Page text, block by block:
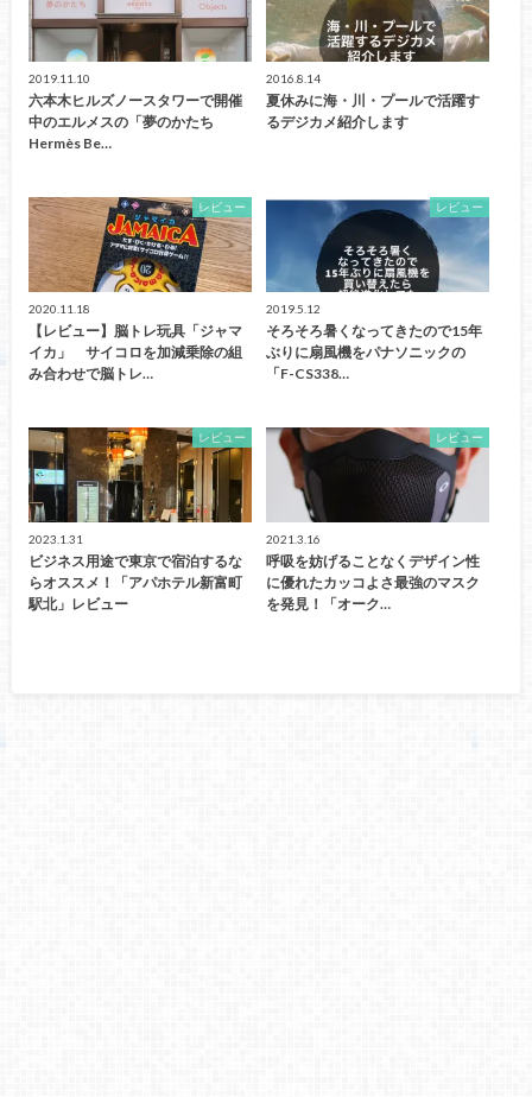
2019.11.10
六本木ヒルズノースタワーで開催
中のエルメスの「夢のかたち
Hermès Be…
2016.8.14
夏休みに海・川・プールで活躍す
るデジカメ紹介します
レビュー
2020.11.18
【レビュー】脳トレ玩具「ジャマ
イカ」 サイコロを加減乗除の組
み合わせで脳トレ…
レビュー
2019.5.12
そろそろ暑くなってきたので15年
ぶりに扇風機をパナソニックの
「F-CS338…
レビュー
2023.1.31
ビジネス用途で東京で宿泊するな
らオススメ！「アパホテル新富町
駅北」レビュー
レビュー
2021.3.16
呼吸を妨げることなくデザイン性
に優れたカッコよさ最強のマスク
を発見！「オーク…